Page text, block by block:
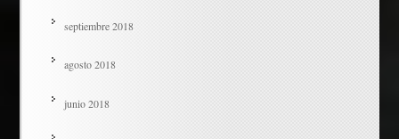
septiembre 2018
agosto 2018
junio 2018